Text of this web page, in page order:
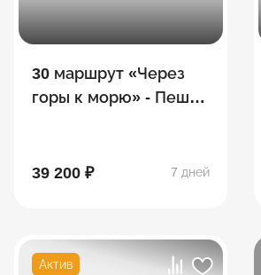
30 маршрут «Через
горы к морю» - Пеший
39 200 ₽ 7 дней
Актив